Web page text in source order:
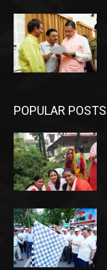
POPULAR POSTS